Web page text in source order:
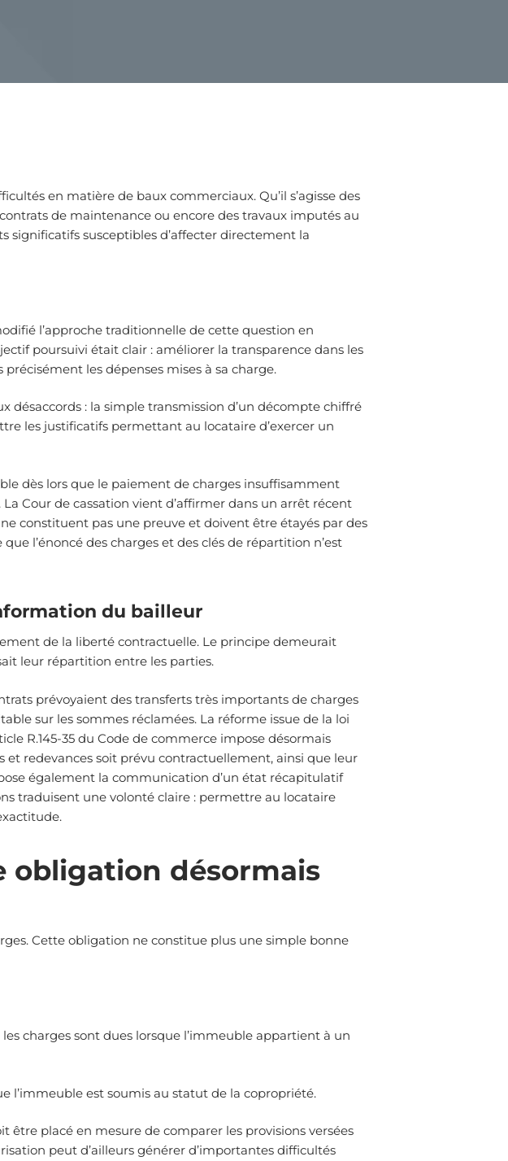
en matière de baux commerciaux. Qu’il s’agisse des
de maintenance ou encore des travaux imputés au
susceptibles d’affecter directement la
l’approche traditionnelle de cette question en
poursuivi était clair : améliorer la transparence dans les
les dépenses mises à sa charge.
: la simple transmission d’un décompte chiffré
les justificatifs permettant au locataire d’exercer un
dès lors que le paiement de charges insuffisamment
Cour de cassation vient d’affirmer dans un arrêt récent
constituent pas une preuve et doivent être étayés par des
l’énoncé des charges et des clés de répartition n’est
du bailleur
de la liberté contractuelle. Le principe demeurait
leur répartition entre les parties.
prévoyaient des transferts très importants de charges
sur les sommes réclamées. La réforme issue de la loi
R.145-35 du Code de commerce impose désormais
redevances soit prévu contractuellement, ainsi que leur
également la communication d’un état récapitulatif
traduisent une volonté claire : permettre au locataire
obligation désormais
Cette obligation ne constitue plus une simple bonne
charges sont dues lorsque l’immeuble appartient à un
l’immeuble est soumis au statut de la copropriété.
être placé en mesure de comparer les provisions versées
peut d’ailleurs générer d’importantes difficultés